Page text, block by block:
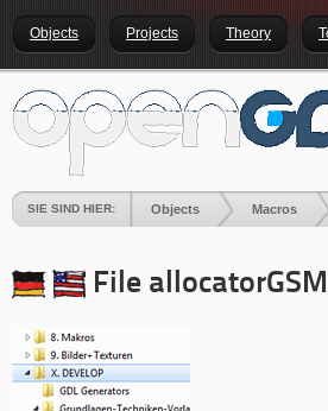
Objects Projects Theory
SIE SIND HIER: Objects Macros
File allocatorGSM